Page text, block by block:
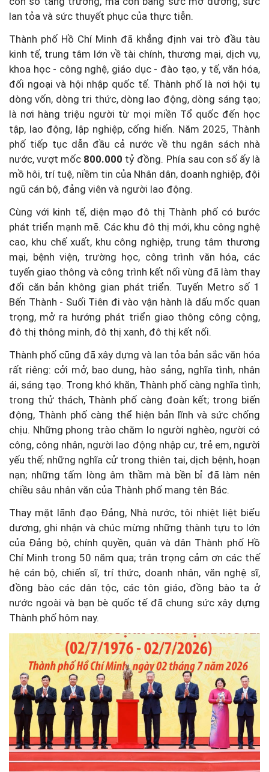
lan tỏa và sức thuyết phục của thực tiễn.
Thành phố Hồ Chí Minh đã khẳng định vai trò đầu tàu
kinh tế, trung tâm lớn về tài chính, thương mại, dịch vụ,
khoa học - công nghệ, giáo dục - đào tạo, y tế, văn hóa,
đối ngoại và hội nhập quốc tế. Thành phố là nơi hội tụ
dòng vốn, dòng tri thức, dòng lao động, dòng sáng tạo;
là nơi hàng triệu người từ mọi miền Tổ quốc đến học
tập, lao động, lập nghiệp, cống hiến. Năm 2025, Thành
phố tiếp tục dẫn đầu cả nước về thu ngân sách nhà
nước, vượt mốc 800.000 tỷ đồng. Phía sau con số ấy là
mồ hôi, trí tuệ, niềm tin của Nhân dân, doanh nghiệp, đội
ngũ cán bộ, đảng viên và người lao động.
Cùng với kinh tế, diện mạo đô thị Thành phố có bước
phát triển mạnh mẽ. Các khu đô thị mới, khu công nghệ
cao, khu chế xuất, khu công nghiệp, trung tâm thương
mại, bệnh viện, trường học, công trình văn hóa, các
tuyến giao thông và công trình kết nối vùng đã làm thay
đổi căn bản không gian phát triển. Tuyến Metro số 1
Bến Thành - Suối Tiên đi vào vận hành là dấu mốc quan
trọng, mở ra hướng phát triển giao thông công cộng,
đô thị thông minh, đô thị xanh, đô thị kết nối.
Thành phố cũng đã xây dựng và lan tỏa bản sắc văn hóa
rất riêng: cởi mở, bao dung, hào sảng, nghĩa tình, nhân
ái, sáng tạo. Trong khó khăn, Thành phố càng nghĩa tình;
trong thử thách, Thành phố càng đoàn kết; trong biến
động, Thành phố càng thể hiện bản lĩnh và sức chống
chịu. Những phong trào chăm lo người nghèo, người có
công, công nhân, người lao động nhập cư, trẻ em, người
yếu thế; những nghĩa cử trong thiên tai, dịch bệnh, hoạn
nạn; những tấm lòng âm thầm mà bền bỉ đã làm nên
chiều sâu nhân văn của Thành phố mang tên Bác.
Thay mặt lãnh đạo Đảng, Nhà nước, tôi nhiệt liệt biểu
dương, ghi nhận và chúc mừng những thành tựu to lớn
của Đảng bộ, chính quyền, quân và dân Thành phố Hồ
Chí Minh trong 50 năm qua; trân trọng cảm ơn các thế
hệ cán bộ, chiến sĩ, trí thức, doanh nhân, văn nghệ sĩ,
đồng bào các dân tộc, các tôn giáo, đồng bào ta ở
nước ngoài và bạn bè quốc tế đã chung sức xây dựng
Thành phố hôm nay.